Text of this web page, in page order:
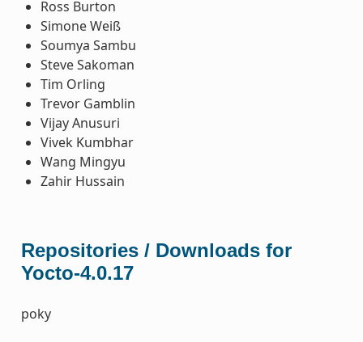
Ross Burton
Simone Weiß
Soumya Sambu
Steve Sakoman
Tim Orling
Trevor Gamblin
Vijay Anusuri
Vivek Kumbhar
Wang Mingyu
Zahir Hussain
Repositories / Downloads for
Yocto-4.0.17
poky